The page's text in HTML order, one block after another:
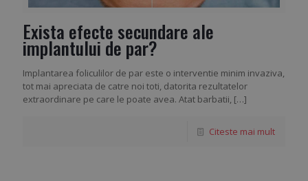
Exista efecte secundare ale
implantului de par?
Implantarea foliculilor de par este o interventie minim invaziva,
tot mai apreciata de catre noi toti, datorita rezultatelor
extraordinare pe care le poate avea. Atat barbatii, […]
Citeste mai mult